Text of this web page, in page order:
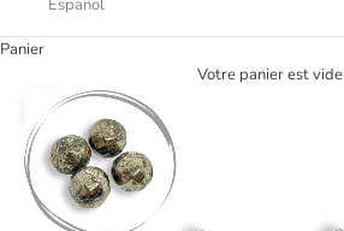
Panier
Votre panier est vide
Zoomer sur l'image